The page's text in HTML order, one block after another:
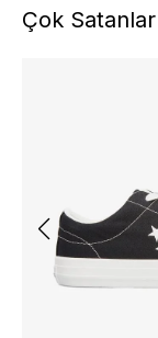
Çok Satanlar